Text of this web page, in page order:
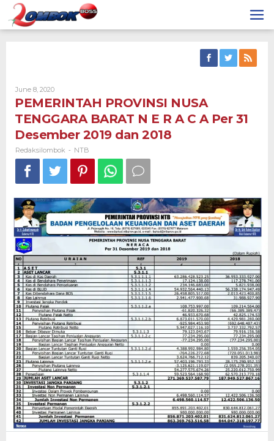
Skip
content
June 8, 2020By
Redaksilombok
PEMERINTAH PROVINSI NUSA
TENGGARA BARAT N E R A C A Per 31
Desember 2019 dan 2018
Redaksilombok - NTB